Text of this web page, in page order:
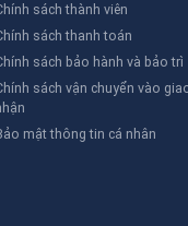
sách thành viên
sách thanh toán
sách bảo hành và bảo trì
sách vận chuyển vào
mật thông tin cá nhân